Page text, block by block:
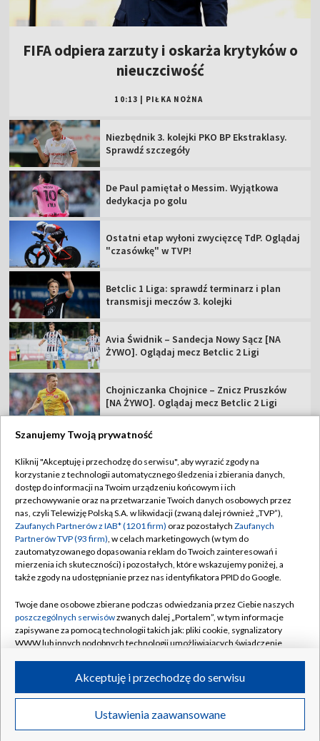
Transmisje Wideo
FIFA odpiera zarzuty i oskarża krytyków o
nieuczciwość
10:13 | PIŁKA NOŻNA
Niezbędnik 3. kolejki PKO BP Ekstraklasy.
Sprawdź szczegóły
De Paul pamiętał o Messim. Wyjątkowa
dedykacja po golu
Ostatni etap wyłoni zwycięzcę TdP. Oglądaj
"czasówkę" w TVP!
Betclic 1 Liga: sprawdź terminarz i plan
transmisji meczów 3. kolejki
Avia Świdnik – Sandecja Nowy Sącz [NA
ŻYWO]. Oglądaj mecz Betclic 2 Ligi
Chojniczanka Chojnice – Znicz Pruszków
[NA ŻYWO]. Oglądaj mecz Betclic 2 Ligi
TVP
Abonament TVP
Sklep TVP
Biuro Reklamy
Oferta Handlowa
Emisja w TVP
Rada Programowa
Ogłoszenia przetargowe
Akademia Telewizyjna
Centrum informacji TVP
Regulamin TVP
Polityka prywatności
Moje zgody
Biuro reklamy
Kanały
©2026 Telewizja Polska Spółka Akcyjna w likwidacji
Szanujemy Twoją prywatność
Kliknij "Akceptuję i przechodzę do serwisu", aby wyrazić zgody na
korzystanie z technologii automatycznego śledzenia i zbierania danych,
dostęp do informacji na Twoim urządzeniu końcowym i ich
przechowywanie oraz na przetwarzanie Twoich danych osobowych przez
nas, czyli Telewizję Polską S.A. w likwidacji (zwaną dalej również „TVP”),
Zaufanych Partnerów z IAB* (1201 firm) oraz pozostałych Zaufanych
Partnerów TVP (93 firm), w celach marketingowych (w tym do
zautomatyzowanego dopasowania reklam do Twoich zainteresowań i
mierzenia ich skuteczności) i pozostałych, które wskazujemy poniżej, a
także zgody na udostępnianie przez nas identyfikatora PPID do Google.
Twoje dane osobowe zbierane podczas odwiedzania przez Ciebie naszych
poszczególnych serwisówzwanych dalej „Portalem”, w tym informacje
zapisywane za pomocą technologii takich jak: pliki cookie, sygnalizatory
WWW lub innych podobnych technologii umożliwiających świadczenie
ruchu w Internecie.
Twoje dane osobowe zbierane podczas odwiedzania przez Ciebie
poszczególnych serwisówna Portalu, takie jak adresy IP, identyfikatory
Ustawienia zaawansowane
Akceptuję i przechodzę do serwisu